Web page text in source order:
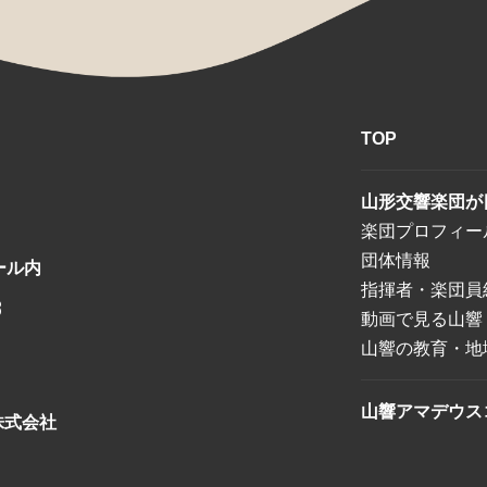
ル内
式会社
TOP
山形交響楽団
楽団プロフィー
団体情報
指揮者・楽団員
動画で見る山響
山響の教育・地
山響アマデウス